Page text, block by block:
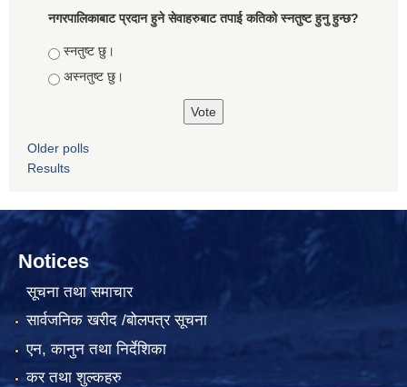
नगरपालिकाबाट प्रदान हुने सेवाहरुबाट तपाई कतिको स्नतुष्ट हुनु हुन्छ?
Choices
स्नतुष्ट छु।
अस्नतुष्ट छु।
Older polls
Results
Notices
सूचना तथा समाचार
सार्वजनिक खरीद /बोलपत्र सूचना
एन, कानुन तथा निर्देशिका
कर तथा शुल्कहरु